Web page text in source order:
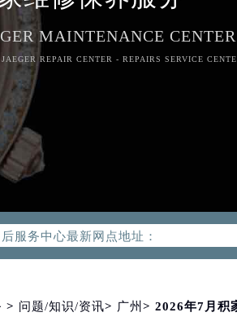
MAINTENANCE CENTER
REPAIR CENTER - REPAIRS SERVICE
区售后服务网络优化升级公告
官方售后客户服务热线：400-992-0312
务热线400-992-0312，服务覆盖中
服务中心最新网点地址：
外大街甲6号华熙国际中心写字楼D座
136号天津国际金融中心写字楼26层
> 问题/知识/资讯> 广州 > 2026年7月积